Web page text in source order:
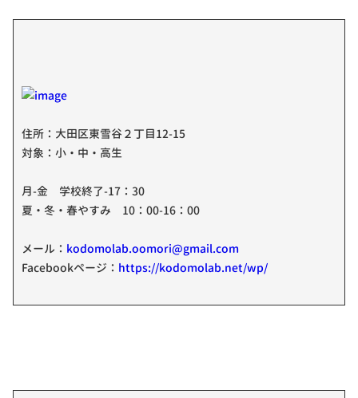
住所：大田区東雪谷２丁目12-15
対象：小・中・高生
月-金 学校終了-17：30
夏・冬・春やすみ 10：00-16：00
メール： kodomolab.oomori@gmail.com
Facebookページ： https://kodomolab.net/wp/